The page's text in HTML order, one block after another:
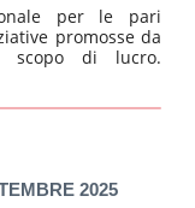
per le pari
promosse da
scopo di lucro.
2025